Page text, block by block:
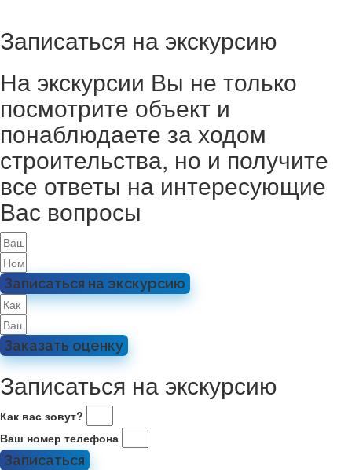
Записаться на экскурсию
На экскурсии Вы не только
посмотрите объект и
понаблюдаете за ходом
строительства, но и получите
все ответы на интересующие
Вас вопросы
Записаться на экскурсию
Заказать оценку
Записаться на экскурсию
Как вас зовут?
Ваш номер телефона
Записаться